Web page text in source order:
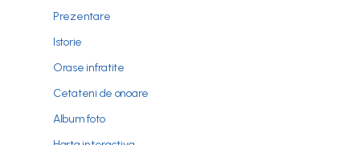
Prezentare
Istorie
Orase infratite
Cetateni de onoare
Album foto